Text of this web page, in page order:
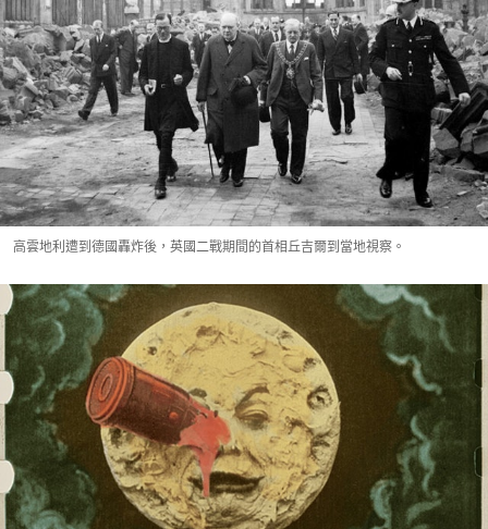
高雲地利遭到德國轟炸後，英國二戰期間的首相丘吉爾到當地視察。